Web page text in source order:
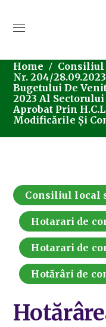
Home Consiliul
Nr. 204/
Bugetului De
2023 Al
Aprobat Prin
Modificările Și
Consiliul local
Hotarari de
Hotarari de
Hotărâri de